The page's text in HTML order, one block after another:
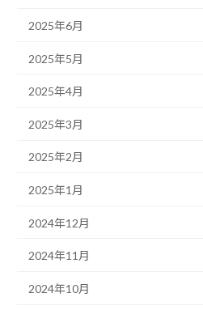
2025年6月
2025年5月
2025年4月
2025年3月
2025年2月
2025年1月
2024年12月
2024年11月
2024年10月